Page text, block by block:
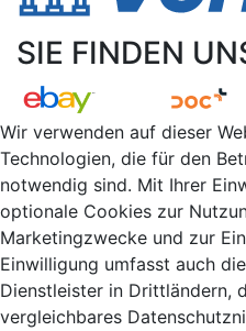
SIE FINDEN
Wir verwenden auf dieser
Technologien, die für den
notwendig sind. Mit Ihrer
optionale Cookies zur
Marketingzwecke und zur
Einwilligung umfasst auch
Dienstleister in Drittländern,
vergleichbares